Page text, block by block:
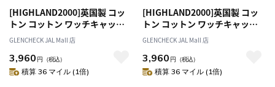
[HIGHLAND2000]英国製 コッ
トン コットン ワッチキャップ
ネイビー [ネコポス便出荷]
GLENCHECK JAL Mall 店
3,960 円 （税込）
積算 36 マイル (1倍)
[HIGHLAND2000]英国製 コッ
トン コットン ワッチキャップ
レッド [ネコポス便出荷]
GLENCHECK JAL Mall 店
3,960 円 （税込）
積算 36 マイル (1倍)